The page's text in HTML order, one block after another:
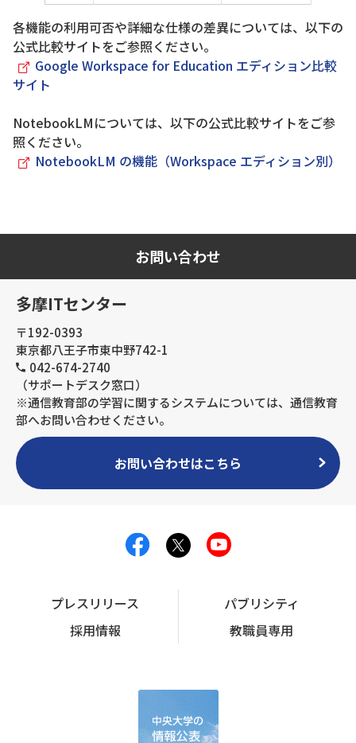
各機能の利用可否や詳細な仕様の差異については、以下の
公式比較サイトをご参照ください。
Google Workspace for Education エディション比較
サイト
NotebookLMについては、以下の公式比較サイトをご参
照ください。
NotebookLM の機能（Workspace エディション別）
お問い合わせ
多摩ITセンター
〒192-0393
東京都八王子市東中野742-1
042-674-2740
（サポートデスク窓口）
※通信教育部の学習に関するシステムについては、通信教育
部へお問い合わせください。
お問い合わせはこちら
プレスリリース
パブリシティ
採用情報
教職員専用